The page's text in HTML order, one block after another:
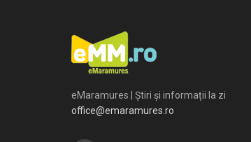
eMaramures | Știri și informații la zi
office@emaramures.ro